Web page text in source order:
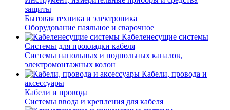
защиты
Бытовая техника и электроника
Оборудование паяльное и сварочное
Кабеленесущие системы
Системы для прокладки кабеля
Системы напольных и подпольных каналов,
электромонтажных колон
Кабели, провода и
аксессуары
Кабели и провода
Системы ввода и крепления для кабеля